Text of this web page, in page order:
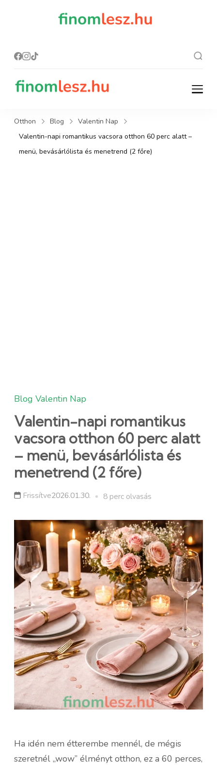
finomlesz.hu
Recept, ami finom lesz.
Otthon Blog
Valentin Nap
Valentin-napi romantikus vacsora otthon 60 perc alatt –
menü, bevásárlólista és menetrend (2 főre)
Blog Valentin Nap
Valentin-napi romantikus
vacsora otthon 60 perc alatt
– menü, bevásárlólista és
menetrend (2 főre)
Frissítve2026.01.30. 8 perc olvasás
Ha idén nem étterembe mennél, de mégis
szeretnél „wow” élményt otthon, ez a 60 perces,